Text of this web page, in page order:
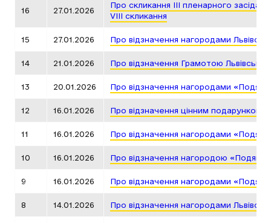
16 27.01.2026
Про скликання ІІІ пленарного
VIII скликання
15 27.01.2026 Про відзначення нагородами
14 21.01.2026 Про відзначення Грамотою
13 20.01.2026 Про відзначення нагородами «Подяка
12 16.01.2026 Про відзначення цінним подарунком
11 16.01.2026 Про відзначення нагородами «Подяка
10 16.01.2026 Про відзначення нагородою «Подяка
9 16.01.2026 Про відзначення нагородами «Подяка
8 14.01.2026 Про відзначення нагородами